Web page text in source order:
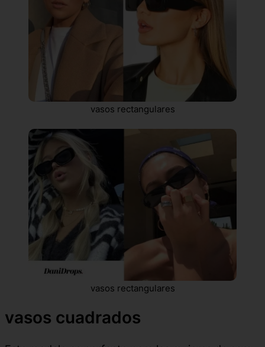
vasos rectangulares
vasos rectangulares
vasos cuadrados